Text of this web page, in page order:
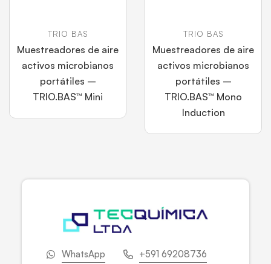
TRIO BAS
Muestreadores de aire
activos microbianos
portátiles –
TRIO.BAS™ Mini
TRIO BAS
Muestreadores de aire
activos microbianos
portátiles –
TRIO.BAS™ Mono
Induction
WhatsApp
+591 69208736